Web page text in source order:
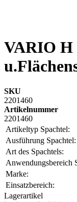
VARIO H
SKU
2201460
Artikelnummer
2201460
Artikeltyp Spachtel:
Ausführung Spachtel:
Art des Spachtels:
Anwendungsbereich
Marke:
Einsatzbereich:
Lagerartikel